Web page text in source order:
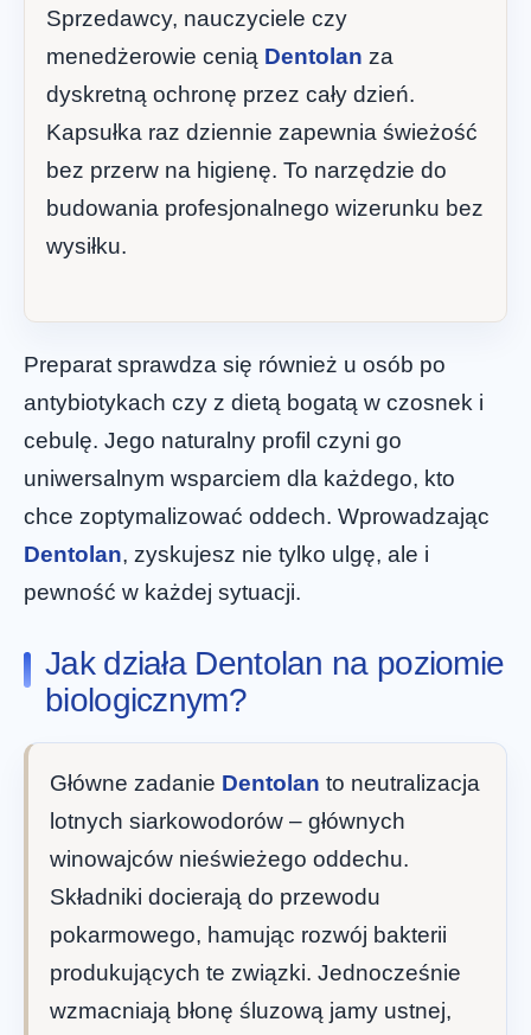
Sprzedawcy, nauczyciele czy
menedżerowie cenią Dentolan za
dyskretną ochronę przez cały dzień.
Kapsułka raz dziennie zapewnia świeżość
bez przerw na higienę. To narzędzie do
budowania profesjonalnego wizerunku bez
wysiłku.
Preparat sprawdza się również u osób po
antybiotykach czy z dietą bogatą w czosnek i
cebulę. Jego naturalny profil czyni go
uniwersalnym wsparciem dla każdego, kto
chce zoptymalizować oddech. Wprowadzając
Dentolan, zyskujesz nie tylko ulgę, ale i
pewność w każdej sytuacji.
Jak działa Dentolan na poziomie
biologicznym?
Główne zadanie Dentolan to neutralizacja
lotnych siarkowodorów – głównych
winowajców nieświeżego oddechu.
Składniki docierają do przewodu
pokarmowego, hamując rozwój bakterii
produkujących te związki. Jednocześnie
wzmacniają błonę śluzową jamy ustnej,